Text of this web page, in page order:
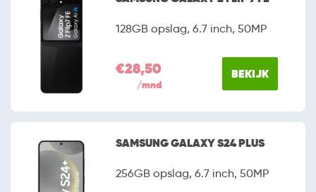
128GB opslag, 6.7 inch, 50MP
€28,50
/mnd
BEKIJK
SAMSUNG GALAXY S24 PLUS
256GB opslag, 6.7 inch, 50MP